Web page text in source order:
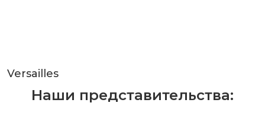
Versailles
Наши представительства: